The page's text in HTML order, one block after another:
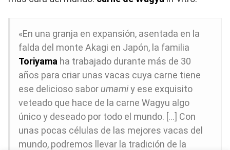
«En una granja en expansión, asentada en la
falda del monte Akagi en Japón, la familia
Toriyama ha trabajado durante más de 30
años para criar unas vacas cuya carne tiene
ese delicioso sabor umamiy ese exquisito
veteado que hace de la carne Wagyu algo
único y deseado por todo el mundo. […] Con
unas pocas células de las mejores vacas del
mundo, podremos llevar la tradición de la